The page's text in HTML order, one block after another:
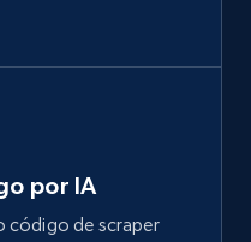
por IA
código de scraper